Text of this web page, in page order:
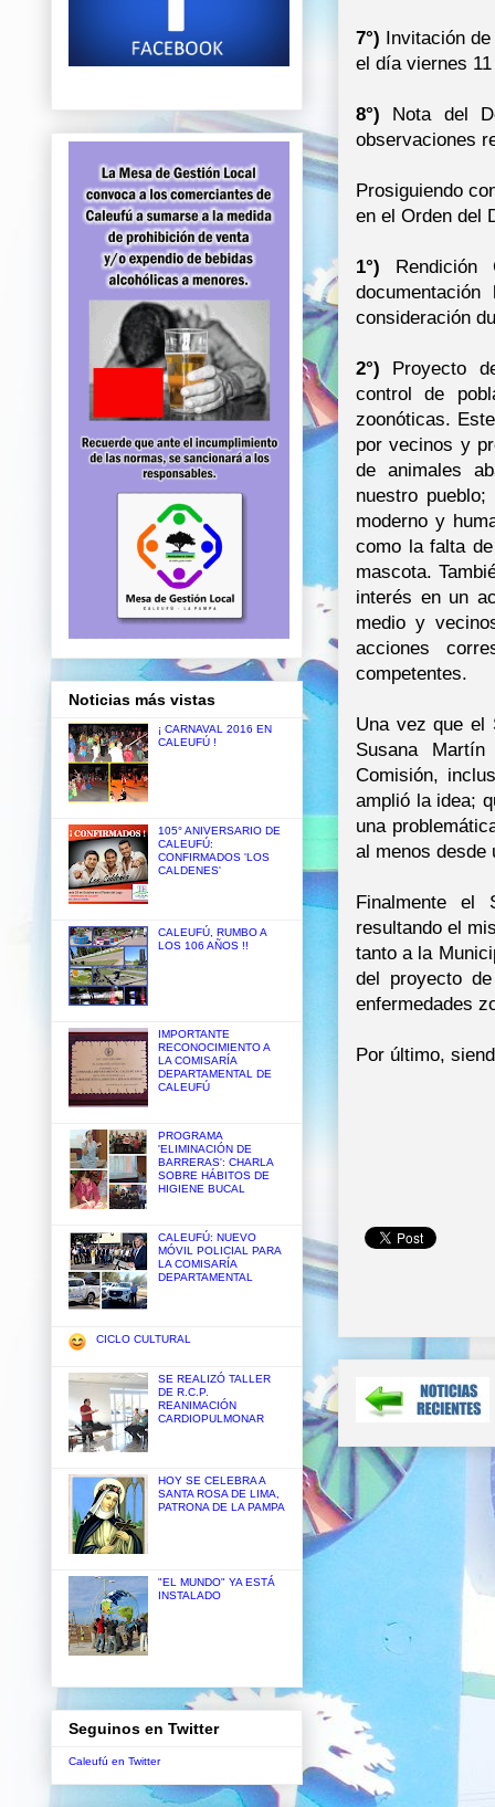
7°) Invitación
el día viernes
8°) Nota del
observaciones
Prosiguiendo
en el Orden del
1°) Rendición
consideración
2°) Proyecto
control de
zoonóticas.
por vecinos y
de animales
nuestro
moderno y
como la falta
mascota.
interés en un
medio y
acciones
competentes.
Una vez que el
Susana
Comisión,
amplió la idea;
una
al menos
Finalmente el
resultando el
tanto a la
del proyecto
enfermedades
Por último,
Noticias más vistas
¡ CARNAVAL 2016 EN
CALEUFÚ !
105° ANIVERSARIO DE
CALEUFÚ:
CONFIRMADOS 'LOS
CALDENES'
CALEUFÚ, RUMBO A
LOS 106 AÑOS !!
IMPORTANTE
RECONOCIMIENTO A
LA COMISARÍA
DEPARTAMENTAL DE
CALEUFÚ
PROGRAMA
'ELIMINACIÓN DE
BARRERAS': CHARLA
SOBRE HÁBITOS DE
HIGIENE BUCAL
CALEUFÚ: NUEVO
MÓVIL POLICIAL PARA
LA COMISARÍA
DEPARTAMENTAL
CICLO CULTURAL
SE REALIZÓ TALLER
DE R.C.P.
REANIMACIÓN
CARDIOPULMONAR
HOY SE CELEBRA A
SANTA ROSA DE LIMA,
PATRONA DE LA PAMPA
"EL MUNDO" YA ESTÁ
INSTALADO
Seguinos en Twitter
Caleufú en Twitter